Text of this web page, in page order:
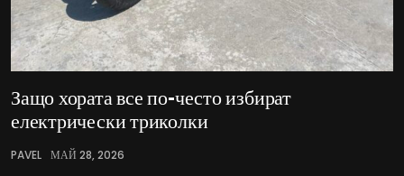
Защо хората все по-често избират
електрически триколки
PAVEL МАЙ 28, 2026